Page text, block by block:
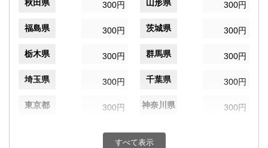
秋田県 300円 山形県 300円
福島県 300円 茨城県 300円
栃木県 300円 群馬県 300円
埼玉県 300円 千葉県 300円
東京都 300円 神奈川県 300円
300円 富山県
すべて表示